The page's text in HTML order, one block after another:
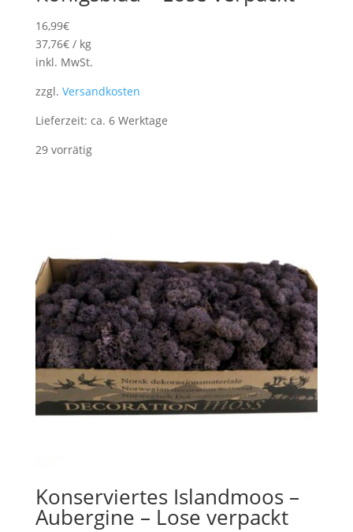
16,99€
37,76€/ kg
inkl. MwSt.
zzgl. Versandkosten
Lieferzeit: ca. 6 Werktage
29 vorrätig
Konserviertes Islandmoos –
Aubergine – Lose verpackt